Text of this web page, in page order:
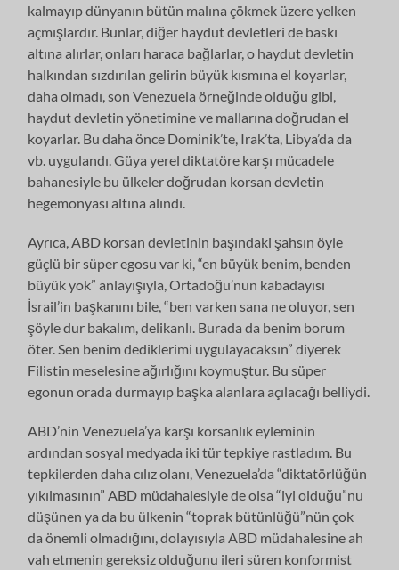
kalmayıp dünyanın bütün malına çökmek üzere yelken
açmışlardır. Bunlar, diğer haydut devletleri de baskı
altına alırlar, onları haraca bağlarlar, o haydut devletin
halkından sızdırılan gelirin büyük kısmına el koyarlar,
daha olmadı, son Venezuela örneğinde olduğu gibi,
haydut devletin yönetimine ve mallarına doğrudan el
koyarlar. Bu daha önce Dominik’te, Irak’ta, Libya’da da
vb. uygulandı. Güya yerel diktatöre karşı mücadele
bahanesiyle bu ülkeler doğrudan korsan devletin
hegemonyası altına alındı.
Ayrıca, ABD korsan devletinin başındaki şahsın öyle
güçlü bir süper egosu var ki, “en büyük benim, benden
büyük yok” anlayışıyla, Ortadoğu’nun kabadayısı
İsrail’in başkanını bile, “ben varken sana ne oluyor, sen
şöyle dur bakalım, delikanlı. Burada da benim borum
öter. Sen benim dediklerimi uygulayacaksın” diyerek
Filistin meselesine ağırlığını koymuştur. Bu süper
egonun orada durmayıp başka alanlara açılacağı belliydi.
ABD’nin Venezuela’ya karşı korsanlık eyleminin
ardından sosyal medyada iki tür tepkiye rastladım. Bu
tepkilerden daha cılız olanı, Venezuela’da “diktatörlüğün
yıkılmasının” ABD müdahalesiyle de olsa “iyi olduğu”nu
düşünen ya da bu ülkenin “toprak bütünlüğü”nün çok
da önemli olmadığını, dolayısıyla ABD müdahalesine ah
vah etmenin gereksiz olduğunu ileri süren konformist